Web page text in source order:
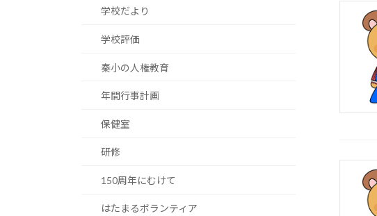
学校だより
学校評価
秦小の人権教育
年間行事計画
保健室
研修
150周年にむけて
はたまるボランティア